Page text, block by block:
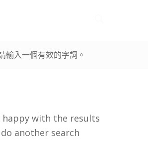
輸入一個有效的字詞。
happy with the results
another search